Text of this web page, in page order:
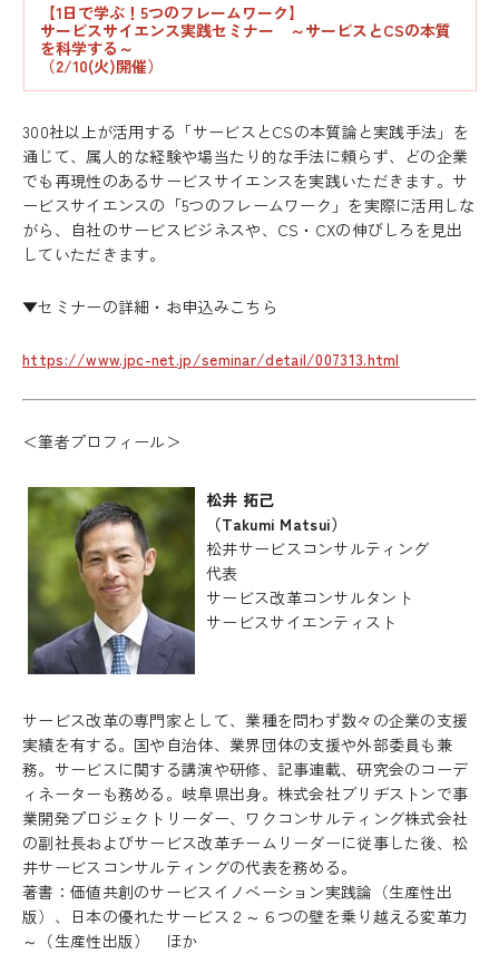
【1日で学ぶ！5つのフレームワーク】
サービスサイエンス実践セミナー ～サービスとCSの本質
を科学する～
（2/10(火)開催）
300社以上が活用する「サービスとCSの本質論と実践手法」を
通じて、属人的な経験や場当たり的な手法に頼らず、どの企業
でも再現性のあるサービスサイエンスを実践いただきます。サ
ービスサイエンスの「5つのフレームワーク」を実際に活用しな
がら、自社のサービスビジネスや、CS・CXの伸びしろを見出
していただきます。
▼セミナーの詳細・お申込みこちら
https://www.jpc-net.jp/seminar/detail/007313.html
＜筆者プロフィール＞
松井 拓己
（Takumi Matsui）
松井サービスコンサルティング
代表
サービス改革コンサルタント
サービスサイエンティスト
サービス改革の専門家として、業種を問わず数々の企業の支援
実績を有する。国や自治体、業界団体の支援や外部委員も兼
務。サービスに関する講演や研修、記事連載、研究会のコーデ
ィネーターも務める。岐阜県出身。株式会社ブリヂストンで事
業開発プロジェクトリーダー、ワクコンサルティング株式会社
の副社長およびサービス改革チームリーダーに従事した後、松
井サービスコンサルティングの代表を務める。
著書：価値共創のサービスイノベーション実践論（生産性出
版）、日本の優れたサービス２～６つの壁を乗り越える変革力
～（生産性出版） ほか